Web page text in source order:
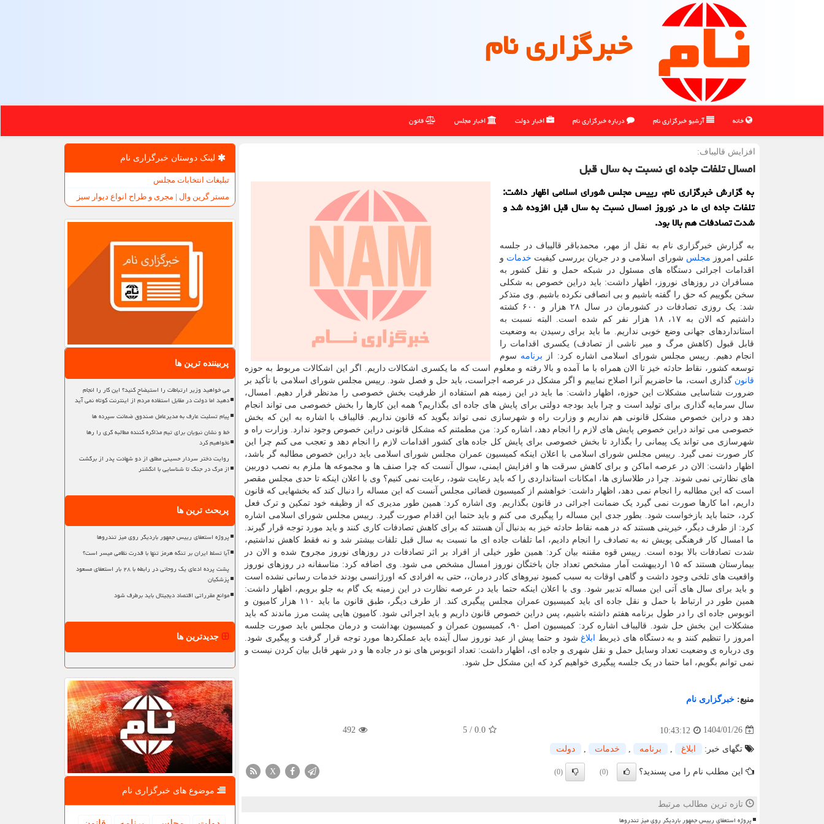
خبرگزاری نام
خانه آرشیو خبرگزاری نام درباره خبرگزاری نام اخبار دولت اخبار مجلس قانون
افزایش قالیباف:
امسال تلفات جاده ای نسبت به سال قبل
به گزارش خبرگزاری نام، رییس مجلس شورای اسلامی اظهار داشت:
تلفات جاده ای ما در نوروز امسال نسبت به سال قبل افزوده شد و
شدت تصادفات هم بالا بود.
به گزارش خبرگزاری نام به نقل از مهر، محمدباقر قالیباف در جلسه
علنی امروز مجلس شورای اسلامی و در جریان بررسی کیفیت خدمات و
اقدامات اجرائی دستگاه های مسئول در شبکه حمل و نقل کشور به
مسافران در روزهای نوروز، اظهار داشت: باید دراین خصوص به شکلی
سخن بگوییم که حق را گفته باشیم و بی انصافی نکرده باشیم. وی متذکر
شد: یک روزی تصادفات در کشورمان در سال ۲۸ هزار و ۶۰۰ کشته
داشتیم که الان به ۱۷، ۱۸ هزار نفر کم شده است. البته نسبت به
استانداردهای جهانی وضع خوبی نداریم. ما باید برای رسیدن به وضعیت
قابل قبول (کاهش مرگ و میر ناشی از تصادف) یکسری اقدامات را
انجام دهیم. رییس مجلس شورای اسلامی اشاره کرد: از برنامه سوم
توسعه کشور، نقاط حادثه خیز تا الان همراه با ما آمده و بالا رفته و معلوم است که ما یکسری اشکالات داریم. اگر این اشکالات مربوط به حوزه
قانون گذاری است، ما حاضریم آنرا اصلاح نماییم و اگر مشکل در عرصه اجراست، باید حل و فصل شود. رییس مجلس شورای اسلامی با تأکید بر
ضرورت شناسایی مشکلات این حوزه، اظهار داشت: ما باید در این زمینه هم استفاده از ظرفیت بخش خصوصی را مدنظر قرار دهیم. امسال،
سال سرمایه گذاری برای تولید است و چرا باید بودجه دولتی برای پایش های جاده ای بگذاریم؟ همه این کارها را بخش خصوصی می تواند انجام
دهد و دراین خصوص مشکل قانونی هم نداریم و وزارت راه و شهرسازی نمی تواند بگوید که قانون نداریم. قالیباف با اشاره به این که بخش
خصوصی می تواند دراین خصوص پایش های لازم را انجام دهد، اشاره کرد: من مطمئنم که مشکل قانونی دراین خصوص وجود ندارد. وزارت راه و
شهرسازی می تواند یک پیمانی را بگذارد تا بخش خصوصی برای پایش کل جاده های کشور اقدامات لازم را انجام دهد و تعجب می کنم چرا این
کار صورت نمی گیرد. رییس مجلس شورای اسلامی با اعلان اینکه کمیسیون عمران مجلس شورای اسلامی باید دراین خصوص مطالبه گر باشد،
اظهار داشت: الان در عرصه اماکن و برای کاهش سرقت ها و افزایش ایمنی، سوال آنست که چرا صنف ها و مجموعه ها ملزم به نصب دوربین
های نظارتی نمی شوند. چرا در طلاسازی ها، امکانات استانداردی را که باید رعایت شود، رعایت نمی کنیم؟ وی با اعلان اینکه تا حدی مجلس مقصر
است که این مطالبه را انجام نمی دهد، اظهار داشت: خواهشم از کمیسیون قضائی مجلس آنست که این مساله را دنبال کند که بخشهایی که قانون
داریم، اما کارها صورت نمی گیرد یک ضمانت اجرائی در قانون بگذاریم. وی اشاره کرد: همین طور مدیری که از وظیفه خود تمکین و ترک فعل
کرد، حتما باید بازخواست شود. بطور جدی این مساله را پیگیری می کنم و باید حتما این اقدام صورت گیرد. رییس مجلس شورای اسلامی اشاره
کرد: از طرف دیگر، خیرینی هستند که در همه نقاط حادثه خیز به بدنبال آن هستند که برای کاهش تصادفات کاری کنند و باید مورد توجه قرار گیرند.
ما امسال کار فرهنگی پویش نه به تصادف را انجام دادیم، اما تلفات جاده ای ما نسبت به سال قبل تلفات بیشتر شد و نه فقط کاهش نداشتیم،
شدت تصادفات بالا بوده است. رییس قوه مقننه بیان کرد: همین طور خیلی از افراد بر اثر تصادفات در روزهای نوروز مجروح شده و الان در
بیمارستان هستند که ۱۵ اردیبهشت آمار مشخص تعداد جان باختگان نوروز امسال مشخص می شود. وی اضافه کرد: متاسفانه در روزهای نوروز
واقعیت های تلخی وجود داشت و گاهی اوقات به سبب کمبود نیروهای کادر درمان،، حتی به افرادی که اورژانسی بودند خدمات رسانی نشده است
و باید برای سال های آتی این مساله تدبیر شود. وی با اعلان اینکه حتما باید در عرصه نظارت در این زمینه یک گام به جلو برویم، اظهار داشت:
همین طور در ارتباط با حمل و نقل جاده ای باید کمیسیون عمران مجلس پیگیری کند. از طرف دیگر، طبق قانون ما باید ۱۱۰ هزار کامیون و
اتوبوس جاده ای را در طول برنامه هفتم داشته باشیم، پس دراین خصوص قانون داریم و باید اجرائی شود. کامیون هایی پشت مرز ماندند که باید
مشکلات این بخش حل شود. قالیباف اشاره کرد: کمیسیون اصل ۹۰، کمیسیون عمران و کمیسیون بهداشت و درمان مجلس باید صورت جلسه
امروز را تنظیم کنند و به دستگاه های ذیربط
ابلاغشود و حتما پیش از عید نوروز سال آینده باید عملکردها مورد توجه قرار گرفت و پیگیری شود.
وی درباره ی وضعیت تعداد وسایل حمل و نقل شهری و جاده ای، اظهار داشت: تعداد اتوبوس های نو در جاده ها و در شهر قابل بیان کردن نیست و
نمی توانم بگویم، اما حتما در یک جلسه پیگیری خواهیم کرد که این مشکل حل شود.
منبع: خبرگزاری نام
1404/01/26
10:43:12
0.0
/
5
492
تگهای خبر: ابلاغ برنامه خدمات دولت
این مطلب نام را می پسندید؟ (0)
(0)
X
تازه ترین مطالب مرتبط
پروژه استعفای رییس جمهور باردیگر روی میز تندروها
لینک دوستان خبرگزاری نام
تبلیغات انتخابات مجلس
مستر گرین وال | مجری و طراح انواع دیوار سبز
پربیننده ترین ها
می خواهید وزیر ارتباطات را استیضاح کنید؟ این کار را انجام
دهید اما دولت در مقابل استفاده مردم از اینترنت کوتاه نمی آید
پیام تسلیت عارف به مدیرعامل صندوق ضمانت سپرده ها
خط و نشان نبویان برای تیم مذاکره کننده مطالبه گری را رها
نخواهیم کرد
روایت دختر سردار حسینی مطلق از دو شهادت پدر از برگشت
از مرگ در جنگ تا شناسایی با انگشتر
پربحث ترین ها
پروژه استعفای رییس جمهور باردیگر روی میز تندروها
آیا تسلط ایران بر تنگه هرمز تنها با قدرت نظامی میسر است؟
پشت پرده ادعای یک روحانی در رابطه با ۲۸ بار استعفای مسعود
پزشکیان
موانع مقرراتی اقتصاد دیجیتال باید برطرف شود
جدیدترین ها
موضوع های خبرگزاری نام